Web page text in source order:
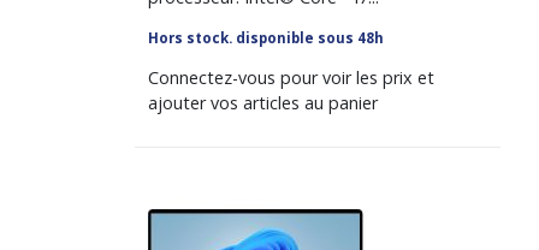
Hors stock. disponible sous 48h
Connectez-vous pour voir les prix et
ajouter vos articles au panier